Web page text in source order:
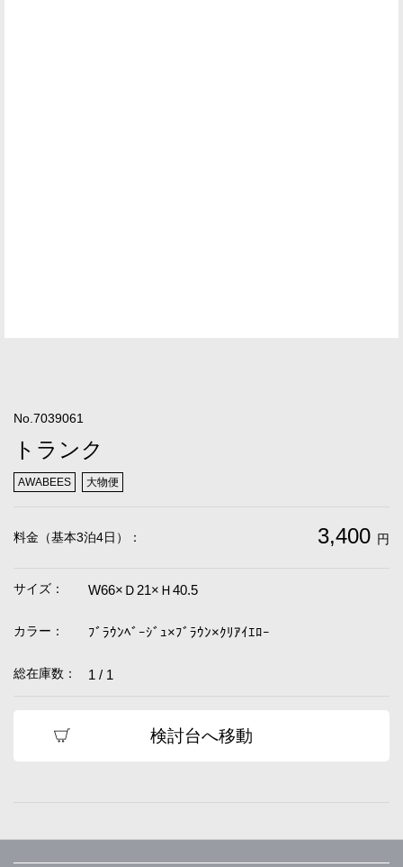
No.7039061
トランク
AWABEES 大物便
料金（基本3泊4日）： 3,400 円
サイズ： W66×Ｄ21×Ｈ40.5
カラー： ﾌﾞﾗｳﾝﾍﾞｰｼﾞｭ×ﾌﾞﾗｳﾝ×ｸﾘｱｲｴﾛｰ
総在庫数： 1 / 1
検討台へ移動